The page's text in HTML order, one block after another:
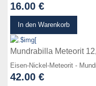
16.00 €
In den Warenkorb
Mundrabilla Meteorit
Eisen-Nickel-Meteorit -
42.00 €